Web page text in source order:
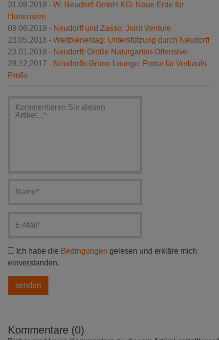
31.08.2018 - W. Neudorff GmbH KG: Neue Erde für
Hortensien
09.06.2018 - Neudorff und Zasso: Joint Venture
23.05.2018 - Weltbienentag: Unterstützung durch Neudorff
23.01.2018 - Neudorff: Große Naturgarten-Offensive
28.12.2017 - Neudorffs Grüne Lounge: Portal für Verkaufs-
Profis
Ich habe die Bedingungen gelesen und erkläre mich
einverstanden.
Kommentare (0)